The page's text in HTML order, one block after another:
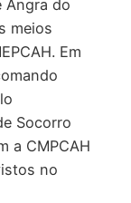
Angra do
meios
Em
Socorro
a CMPCAH
no